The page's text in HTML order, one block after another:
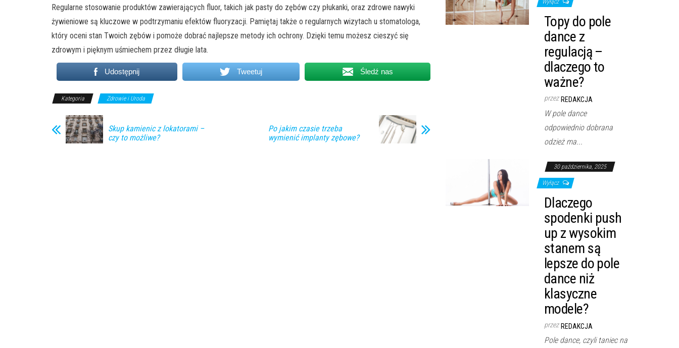
Regularne stosowanie produktów zawierających fluor, takich jak pasty do zębów czy płukanki, oraz zdrowe nawyki
żywieniowe są kluczowe w podtrzymaniu efektów fluoryzacji. Pamiętaj także o regularnych wizytach u stomatologa,
który oceni stan Twoich zębów i pomoże dobrać najlepsze metody ich ochrony. Dzięki temu możesz cieszyć się
zdrowym i pięknym uśmiechem przez długie lata.
Udostępnij Tweetuj Śledź nas
Kategoria Zdrowie i Uroda
Skup kamienic z lokatorami –
czy to możliwe?
Po jakim czasie trzeba
wymienić implanty zębowe?
Wyłącz
Topy do pole
dance z
regulacją –
dlaczego to
ważne?
przez REDAKCJA
W pole dance
odpowiednio dobrana
odzież ma...
30 października, 2025
Wyłącz
Dlaczego
spodenki push
up z wysokim
stanem są
lepsze do pole
dance niż
klasyczne
modele?
przez REDAKCJA
Pole dance, czyli taniec na